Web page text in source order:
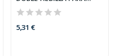
CABRAS,...
5,31 €